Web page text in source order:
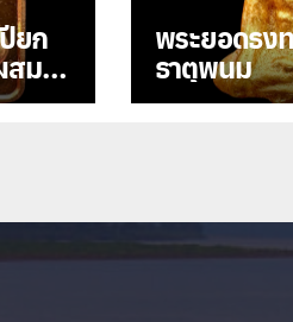
ยก พระยอดธง
ธาตุพนม